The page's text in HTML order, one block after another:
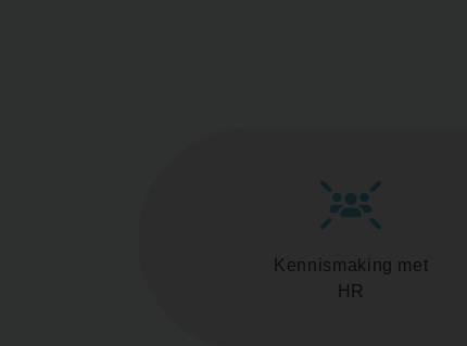
Kennismaking met
HR